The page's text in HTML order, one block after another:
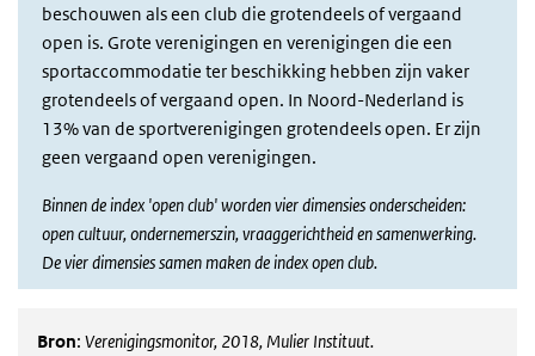
beschouwen als een club die grotendeels of vergaand
open is. Grote verenigingen en verenigingen die een
sportaccommodatie ter beschikking hebben zijn vaker
grotendeels of vergaand open. In Noord-Nederland is
13% van de sportverenigingen grotendeels open. Er zijn
geen vergaand open verenigingen.
Binnen de index 'open club' worden vier dimensies onderscheiden:
open cultuur, ondernemerszin, vraaggerichtheid en samenwerking.
De vier dimensies samen maken de index open club.
Bron: Verenigingsmonitor, 2018, Mulier Instituut.